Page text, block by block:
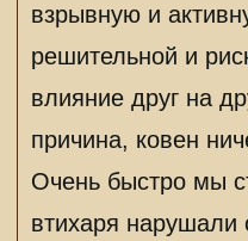
взрывную и
решительной и
влияние друг на
причина, ковен
Очень быстро мы
втихаря нарушали